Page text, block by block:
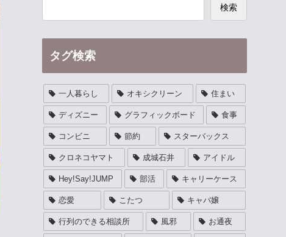
検索
タグ検索
一人暮らし オキシクリーン 住まい
ディズニー グラフィックボード 食事
コンビニ 節約 スターバックス
クロネコヤマト 成城石井 アイドル
Hey!Say!JUMP 部活 キャリーケース
恋愛 こたつ キャバ嬢
行列のできる相談所 風邪 お通夜